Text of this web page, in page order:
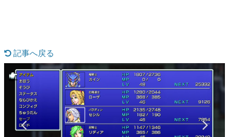
なんでゲームは面白い？
ゲーム開発者・hamatsu氏がゲームの魅力を画面や操作の
具体的な形から解き明かしていく、硬派で骨太な評論連載
です。
ゲームが変えた日本語
「経験値」「裏技」「ラスボス」… ゲームにまつわる言葉
の起源や用法の変遷を、コンピューター文化史研究家・タ
イニーP氏が徹底調査。
記事へ戻る